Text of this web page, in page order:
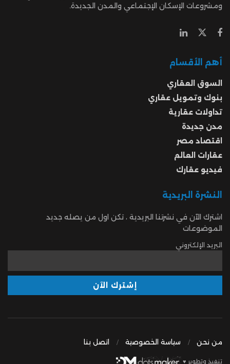
ومشروعات الإسكان الإجتماعي والمدن الجديدة.
أهم الأقسام
السوق العقاري
بنوك وتمويل عقاري
تداولات عقارية
مدن جديدة
اقتصاد مصر
عقارات العالم
فيديو عقارك
النشرة البريدية
اشترك الآن في نشرتنا البريدية ، تكن اول من يصله جديد
الموضوعات
البريد الإلكتروني
من نحن سياسة الخصوصية اتصل بنا
تنفيذ وتطوير ♥